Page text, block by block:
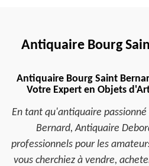
Antiquaire Bourg
Antiquaire Bourg Saint
Votre Expert en Objets
En tant qu'antiquaire
Bernard, Antiquaire
professionnels pour les
vous cherchiez à vendre,